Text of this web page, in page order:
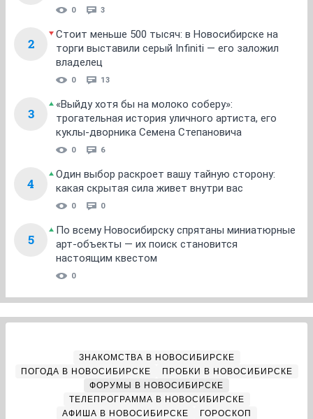
0 3
2
Стоит меньше 500 тысяч: в Новосибирске на
торги выставили серый Infiniti — его заложил
владелец
0 13
3
«Выйду хотя бы на молоко соберу»:
трогательная история уличного артиста, его
куклы-дворника Семена Степановича
0 6
4
Один выбор раскроет вашу тайную сторону:
какая скрытая сила живет внутри вас
0 0
5
По всему Новосибирску спрятаны миниатюрные
арт-объекты — их поиск становится
настоящим квестом
0
ЗНАКОМСТВА В НОВОСИБИРСКЕ
ПОГОДА В НОВОСИБИРСКЕ
ПРОБКИ В НОВОСИБИРСКЕ
ФОРУМЫ В НОВОСИБИРСКЕ
ТЕЛЕПРОГРАММА В НОВОСИБИРСКЕ
АФИША В НОВОСИБИРСКЕ
ГОРОСКОП